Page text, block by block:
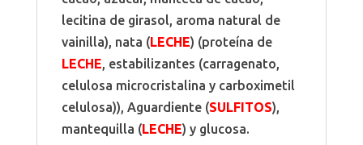
lecitina de girasol, aroma natural de
vainilla), nata (LECHE) (proteína de
LECHE, estabilizantes (carragenato,
celulosa microcristalina y carboximetil
celulosa)), Aguardiente (SULFITOS),
mantequilla (LECHE) y glucosa.